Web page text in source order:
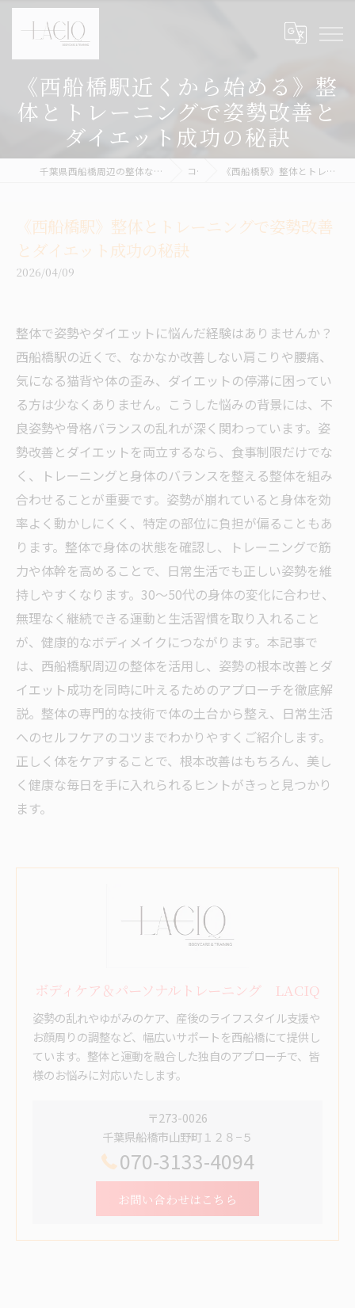
《西船橋駅近くから始める》整
体とトレーニングで姿勢改善と
ダイエット成功の秘訣
千葉県西船橋周辺の整体ならボディケア&パーソナルトレーニング LACIQ コラム 《西船橋駅》整体とトレーニングで姿勢改善とダイエット成功の秘訣
《西船橋駅》整体とトレーニングで姿勢改善
とダイエット成功の秘訣
2026/04/09
整体で姿勢やダイエットに悩んだ経験はありませんか？
西船橋駅の近くで、なかなか改善しない肩こりや腰痛、
気になる猫背や体の歪み、ダイエットの停滞に困ってい
る方は少なくありません。こうした悩みの背景には、不
良姿勢や骨格バランスの乱れが深く関わっています。姿
勢改善とダイエットを両立するなら、食事制限だけでな
く、トレーニングと身体のバランスを整える整体を組み
合わせることが重要です。姿勢が崩れていると身体を効
率よく動かしにくく、特定の部位に負担が偏ることもあ
ります。整体で身体の状態を確認し、トレーニングで筋
力や体幹を高めることで、日常生活でも正しい姿勢を維
持しやすくなります。30〜50代の身体の変化に合わせ、
無理なく継続できる運動と生活習慣を取り入れること
が、健康的なボディメイクにつながります。本記事で
は、西船橋駅周辺の整体を活用し、姿勢の根本改善とダ
イエット成功を同時に叶えるためのアプローチを徹底解
説。整体の専門的な技術で体の土台から整え、日常生活
へのセルフケアのコツまでわかりやすくご紹介します。
正しく体をケアすることで、根本改善はもちろん、美し
く健康な毎日を手に入れられるヒントがきっと見つかり
ます。
ボディケア＆パーソナルトレーニング LACIQ
姿勢の乱れやゆがみのケア、産後のライフスタイル支援や
お顔周りの調整など、幅広いサポートを西船橋にて提供し
ています。整体と運動を融合した独自のアプローチで、皆
様のお悩みに対応いたします。
〒273-0026
千葉県船橋市山野町１２８−５
070-3133-4094
お問い合わせはこちら